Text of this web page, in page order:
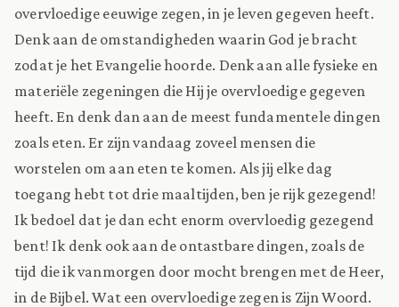
overvloedige eeuwige zegen, in je leven gegeven heeft.
Denk aan de omstandigheden waarin God je bracht
zodat je het Evangelie hoorde. Denk aan alle fysieke en
materiële zegeningen die Hij je overvloedige gegeven
heeft. En denk dan aan de meest fundamentele dingen
zoals eten. Er zijn vandaag zoveel mensen die
worstelen om aan eten te komen. Als jij elke dag
toegang hebt tot drie maaltijden, ben je rijk gezegend!
Ik bedoel dat je dan echt enorm overvloedig gezegend
bent! Ik denk ook aan de ontastbare dingen, zoals de
tijd die ik vanmorgen door mocht brengen met de Heer,
in de Bijbel. Wat een overvloedige zegen is Zijn Woord.